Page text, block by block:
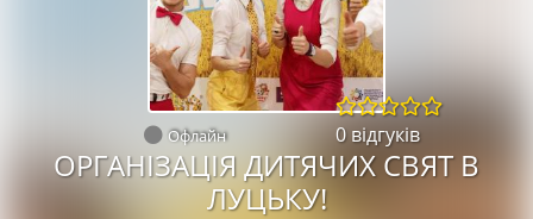
Офлайн 0 відгуків
ОРГАНІЗАЦІЯ ДИТЯЧИХ СВЯТ В
ЛУЦЬКУ!